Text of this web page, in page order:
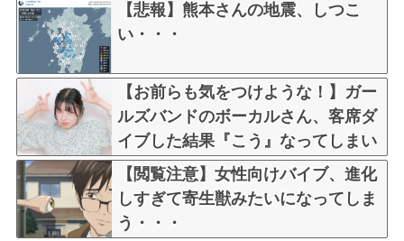
【悲報】熊本さんの地震、しつこ
い・・・
【お前らも気をつけような！】ガー
ルズバンドのボーカルさん、客席ダ
イブした結果『こう』なってしまい
お気持ち表明してしまう…
【閲覧注意】女性向けバイブ、進化
しすぎて寄生獣みたいになってしま
う・・・